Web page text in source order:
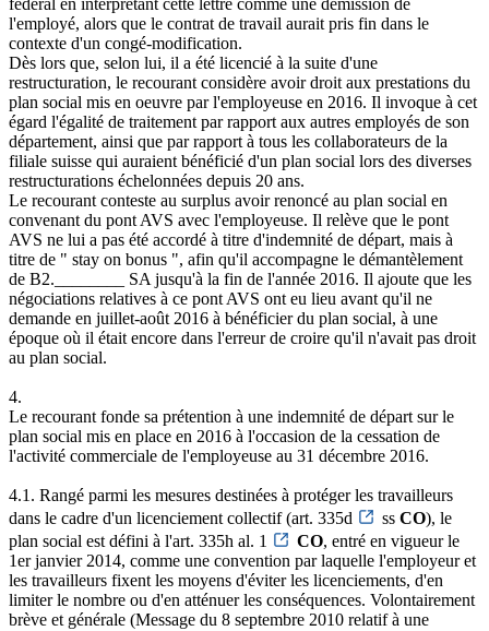
l'employé, alors que le contrat de travail aurait pris fin dans le
contexte d'un congé-modification.
Dès lors que, selon lui, il a été licencié à la suite d'une
restructuration, le recourant considère avoir droit aux prestations du
plan social mis en oeuvre par l'employeuse en 2016. Il invoque à cet
égard l'égalité de traitement par rapport aux autres employés de son
département, ainsi que par rapport à tous les collaborateurs de la
filiale suisse qui auraient bénéficié d'un plan social lors des diverses
restructurations échelonnées depuis 20 ans.
Le recourant conteste au surplus avoir renoncé au plan social en
convenant du pont AVS avec l'employeuse. Il relève que le pont
AVS ne lui a pas été accordé à titre d'indemnité de départ, mais à
titre de " stay on bonus ", afin qu'il accompagne le démantèlement
de B2.________ SA jusqu'à la fin de l'année 2016. Il ajoute que les
négociations relatives à ce pont AVS ont eu lieu avant qu'il ne
demande en juillet-août 2016 à bénéficier du plan social, à une
époque où il était encore dans l'erreur de croire qu'il n'avait pas droit
au plan social.
4.
Le recourant fonde sa prétention à une indemnité de départ sur le
plan social mis en place en 2016 à l'occasion de la cessation de
l'activité commerciale de l'employeuse au 31 décembre 2016.
4.1. Rangé parmi les mesures destinées à protéger les travailleurs
dans le cadre d'un licenciement collectif (art. 335d
ss CO), le
plan social est défini à l'art. 335h al. 1
CO, entré en vigueur le
1er janvier 2014, comme une convention par laquelle l'employeur et
les travailleurs fixent les moyens d'éviter les licenciements, d'en
limiter le nombre ou d'en atténuer les conséquences. Volontairement
brève et générale (Message du 8 septembre 2010 relatif à une